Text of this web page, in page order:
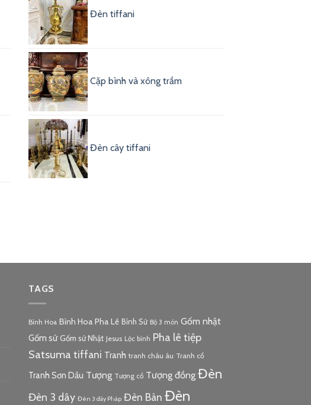
Đèn tiffani
Cặp bình và xông trầm
Đèn cây tiffani
TAGS
Bình Hoa Bình Hoa Pha Lê Bình Sứ Bộ 3 món Gốm nhật
Gốm sứ Gốm sứ Nhật Jesus Lộc bình Pha lê tiệp
Satsuma tiffani Tranh tranh châu âu Tranh cổ
Tranh Sơn Dầu Tượng Tượng cổ Tượng đồng Đèn
Đèn 3 dây Đèn 3 dây Pháp Đèn Bàn Đèn